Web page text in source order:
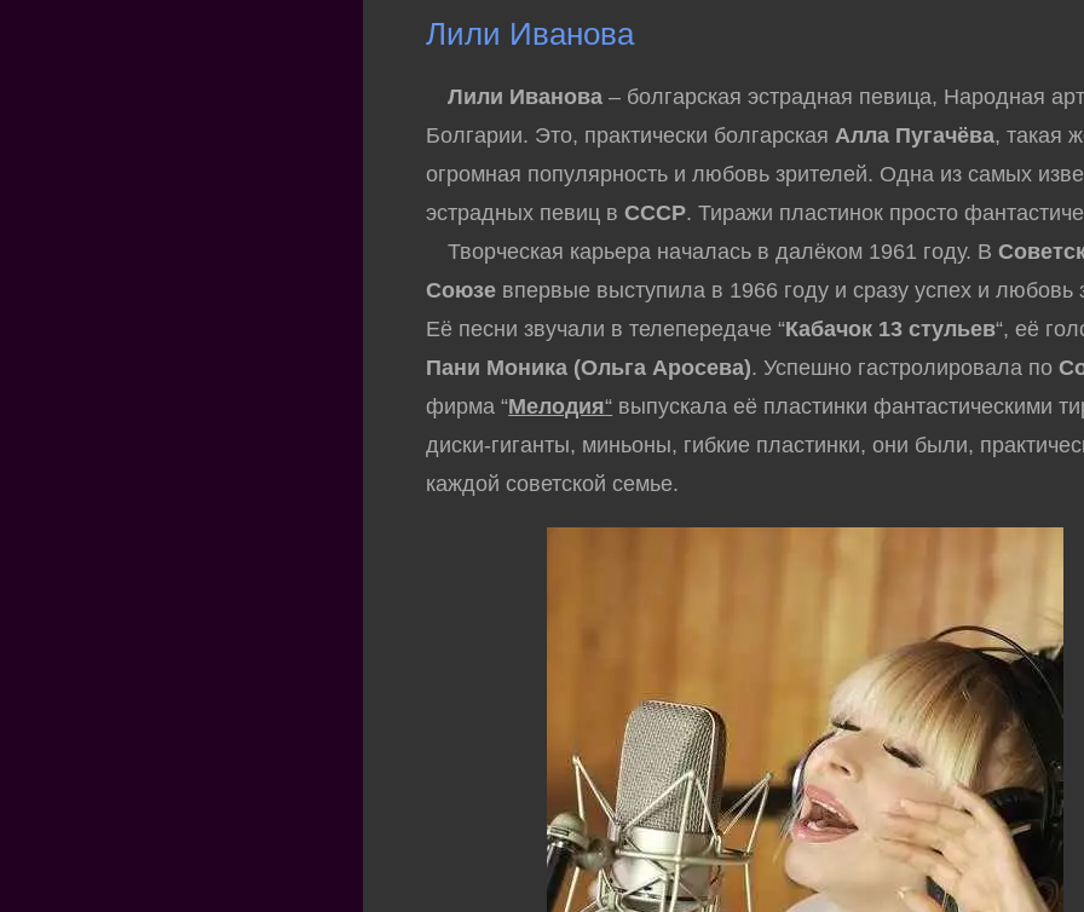
Лили Иванова
Лили Иванова – болгарская эстрадная певица, Народная
Болгарии. Это, практически болгарскаяАлла Пугачёва, такая
огромная популярность и любовь зрителей. Одна из самых
эстрадных певиц вСССР. Тиражи пластинок просто
Творческая карьера началась в далёком 1961 году. В
Союзе впервые выступила в 1966 году и сразу успех и любовь
Её песни звучали в телепередаче “Кабачок 13 стульев“, её
Пани Моника (Ольга Аросева). Успешно гастролировала по
фирма “Мелодия“ выпускала её пластинки фантастическими
диски-гиганты, миньоны, гибкие пластинки, они были,
каждой советской семье.